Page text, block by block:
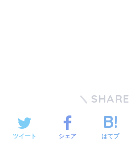
SHARE
ツイート シェア はてブ